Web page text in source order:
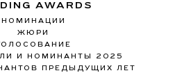
AWARDS
НОМИНАЦИИ
ЖЮРИ
И НОМИНАНТЫ 2025
ПРЕДЫДУЩИХ ЛЕТ